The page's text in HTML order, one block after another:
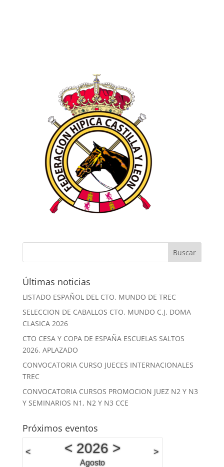
Últimas noticias
LISTADO ESPAÑOL DEL CTO. MUNDO DE TREC
SELECCION DE CABALLOS CTO. MUNDO C.J. DOMA
CLASICA 2026
CTO CESA Y COPA DE ESPAÑA ESCUELAS SALTOS
2026. APLAZADO
CONVOCATORIA CURSO JUECES INTERNACIONALES
TREC
CONVOCATORIA CURSOS PROMOCION JUEZ N2 Y N3
Y SEMINARIOS N1, N2 Y N3 CCE
Próximos eventos
< < 2026>
Agosto
>